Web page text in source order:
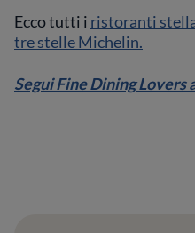
Ecco tutti i ristoranti
tre stelle Michelin.
Segui Fine Dining Lovers